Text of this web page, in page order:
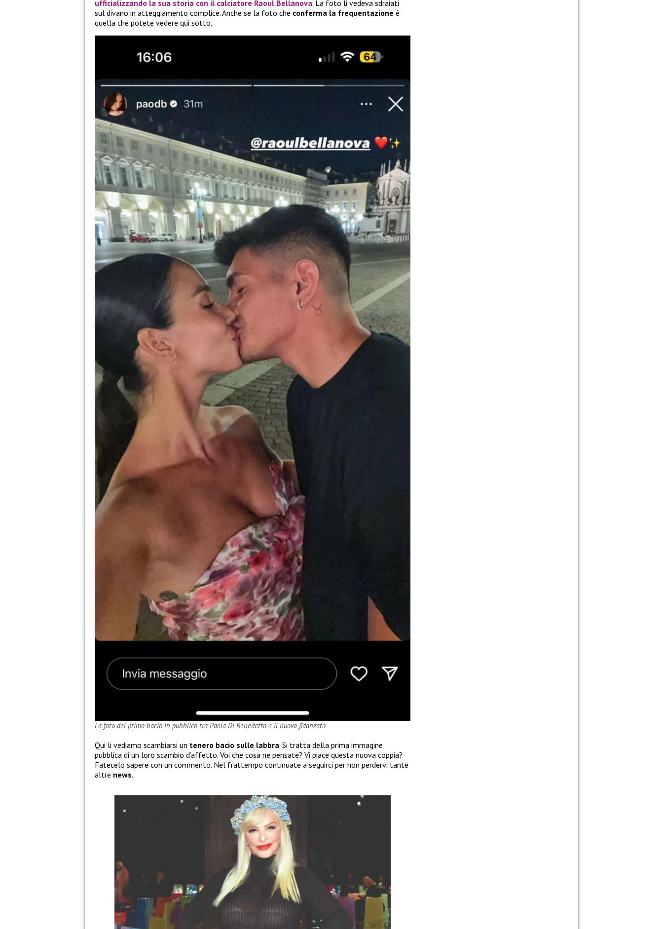
ufficializzando la sua storia con il calciatore Raoul Bellanova. La foto li vedeva sdraiati
sul divano in atteggiamento complice. Anche se la foto che conferma la frequentazione è
quella che potete vedere qui sotto.
La foto del primo bacio in pubblico tra Paola Di Benedetto e il nuovo fidanzato
Qui li vediamo scambiarsi un tenero bacio sulle labbra. Si tratta della prima immagine
pubblica di un loro scambio d’affetto. Voi che cosa ne pensate? Vi piace questa nuova coppia?
Fatecelo sapere con un commento. Nel frattempo continuate a seguirci per non perdervi tante
altre news.